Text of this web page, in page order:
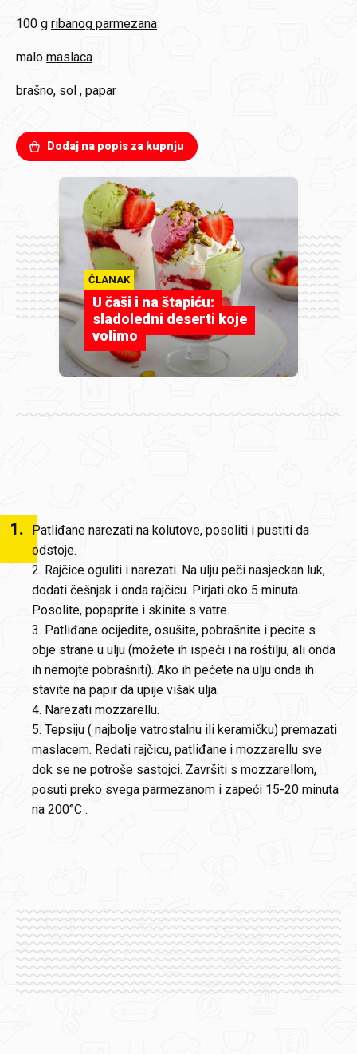
100 g ribanog parmezana
malo maslaca
brašno, sol , papar
Dodaj na popis za kupnju
ČLANAK
U čaši i na štapiću:
sladoledni deserti koje
volimo
1.
Patliđane narezati na kolutove, posoliti i pustiti da
odstoje.
2. Rajčice oguliti i narezati. Na ulju peči nasjeckan luk,
dodati češnjak i onda rajčicu. Pirjati oko 5 minuta.
Posolite, popaprite i skinite s vatre.
3. Patliđane ocijedite, osušite, pobrašnite i pecite s
obje strane u ulju (možete ih ispeći i na roštilju, ali onda
ih nemojte pobrašniti). Ako ih pećete na ulju onda ih
stavite na papir da upije višak ulja.
4. Narezati mozzarellu.
5. Tepsiju ( najbolje vatrostalnu ili keramičku) premazati
maslacem. Redati rajčicu, patliđane i mozzarellu sve
dok se ne potroše sastojci. Završiti s mozzarellom,
posuti preko svega parmezanom i zapeći 15-20 minuta
na 200°C .